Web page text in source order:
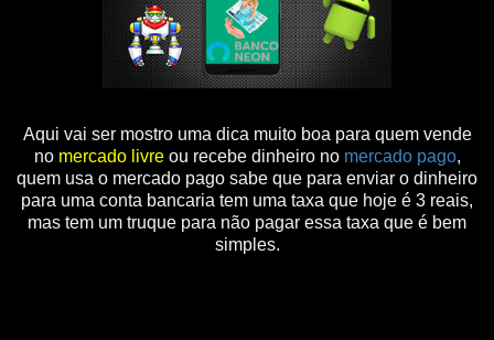
Aqui vai ser mostro uma dica muito boa para quem vende
no mercado livreou recebe dinheiro no mercado pago,
quem usa o mercado pago sabe que para enviar o dinheiro
para uma conta bancaria tem uma taxa que hoje é 3 reais,
mas tem um truque para não pagar essa taxa que é bem
simples.